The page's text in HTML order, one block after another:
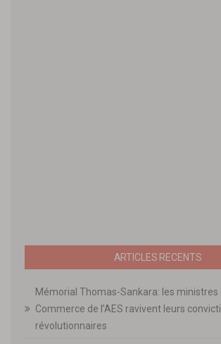
ARTICLES RECENTS
Mémorial Thomas-Sankara: les ministres
Commerce de l’AES ravivent leurs
révolutionnaires